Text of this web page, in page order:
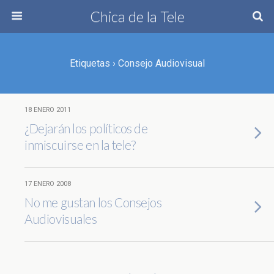
Chica de la Tele
Etiquetas › Consejo Audiovisual
18 ENERO 2011
¿Dejarán los políticos de
inmiscuirse en la tele?
17 ENERO 2008
No me gustan los Consejos
Audiovisuales